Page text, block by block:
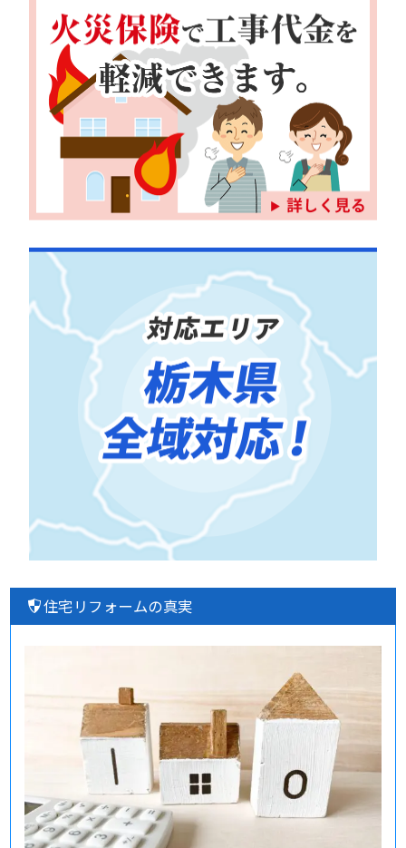
住宅リフォームの真実